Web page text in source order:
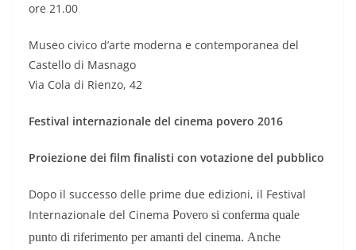
ore 21.00
Museo civico d’arte moderna e contemporanea del
Castello di Masnago
Via Cola di Rienzo, 42
Festival internazionale del cinema povero 2016
Proiezione dei film finalisti con votazione del pubblico
Dopo il successo delle prime due edizioni, il Festival
Internazionale del Cinema Povero si conferma quale
punto di riferimento per amanti del cinema. Anche